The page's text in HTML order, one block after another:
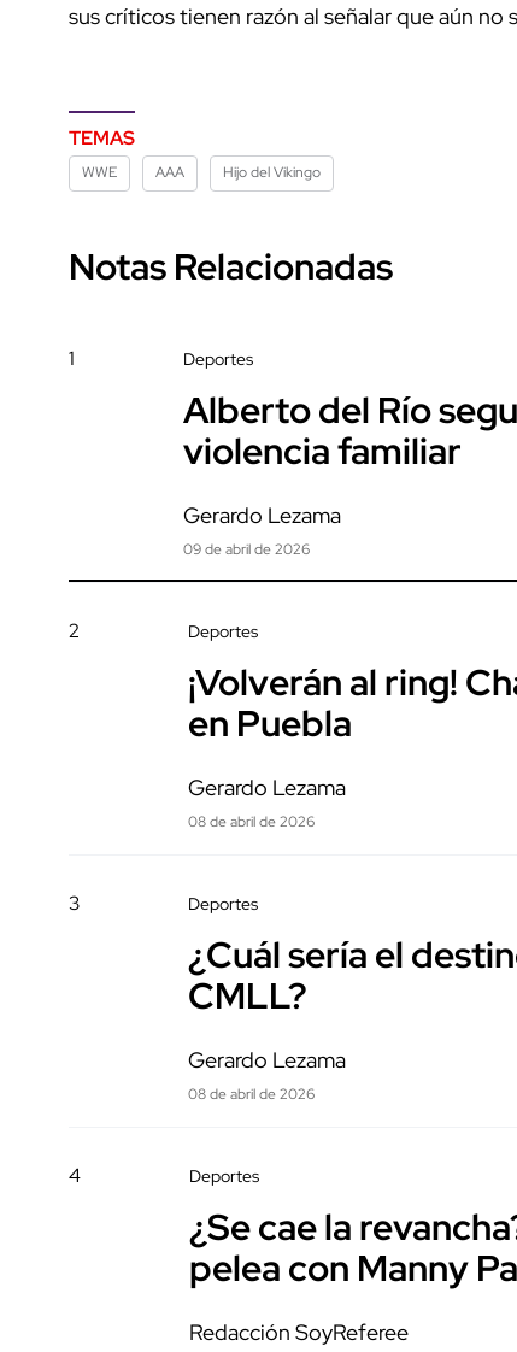
sus críticos tienen razón al señalar que aún
TEMAS
WWE AAA Hijo del Vikingo
Notas Relacionadas
1 Deportes
Alberto del Río
violencia familiar
Gerardo Lezama
09 de abril de 2026
2 Deportes
¡Volverán al ring!
en Puebla
Gerardo Lezama
08 de abril de 2026
3 Deportes
¿Cuál sería el
CMLL?
Gerardo Lezama
08 de abril de 2026
4 Deportes
¿Se cae la
pelea con Manny
Redacción SoyReferee